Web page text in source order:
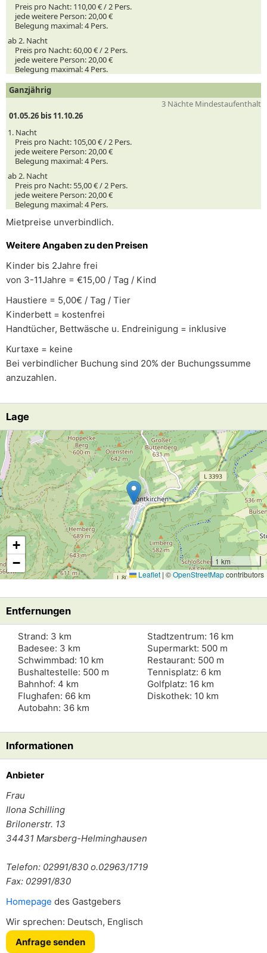
Preis pro Nacht: 110,00 € /2 Pers.
jede weitere Person:20,00 €
Belegung maximal:4 Pers.
ab 2. Nacht
Preis pro Nacht:60,00 € /2 Pers.
jede weitere Person:20,00 €
Belegung maximal:4 Pers.
Ganzjährig
3 Nächte Mindestaufenthalt
01.05.26 bis 11.10.26
1. Nacht
Preis pro Nacht: 105,00 € /2 Pers.
jede weitere Person:20,00 €
Belegung maximal:4 Pers.
ab 2. Nacht
Preis pro Nacht: 55,00 € /2 Pers.
jede weitere Person:20,00 €
Belegung maximal:4 Pers.
Mietpreise unverbindlich.
Weitere Angaben zu den Preisen
Kinder bis 2Jahre frei
von 3-11Jahre = €15,00 / Tag / Kind
Haustiere = 5,00€ / Tag / Tier
Kinderbett = kostenfrei
Handtücher, Bettwäsche u. Endreinigung = inklusive
Kurtaxe = keine
Bei verbindlicher Buchung sind 20% der Buchungssumme
anzuzahlen.
Lage
Lade Lageplan
+
−
1 km
Leaflet | ©OpenStreetMapcontributors
Entfernungen
Strand: 3 km
Badesee: 3 km
Schwimmbad: 10 km
Bushaltestelle: 500 m
Bahnhof: 4 km
Flughafen: 66 km
Autobahn: 36 km
Stadtzentrum: 16 km
Supermarkt: 500 m
Restaurant: 500 m
Tennisplatz: 6 km
Golfplatz: 16 km
Diskothek: 10 km
Informationen
Anbieter
Frau
Ilona Schilling
Brilonerstr. 13
34431 Marsberg-Helminghausen
Telefon: 02991/830 o.02963/1719
Fax: 02991/830
Homepage des Gastgebers
Wir sprechen: Deutsch, Englisch
Anfrage senden